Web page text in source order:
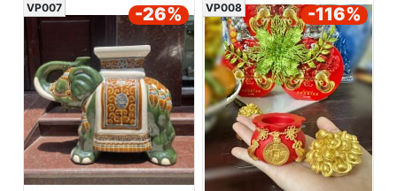
VP007 -26% VP008 -116%